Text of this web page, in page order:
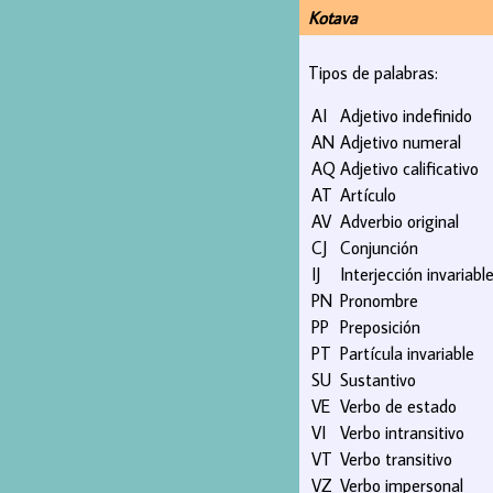
Kotava
Tipos de palabras:
AI Adjetivo indefinido
AN Adjetivo numeral
AQ Adjetivo calificativo
AT Artículo
AV Adverbio original
CJ Conjunción
IJ
Interjección invariable
PN Pronombre
PP Preposición
PT Partícula invariable
SU Sustantivo
VE Verbo de estado
VI
Verbo intransitivo
VT Verbo transitivo
VZ Verbo impersonal